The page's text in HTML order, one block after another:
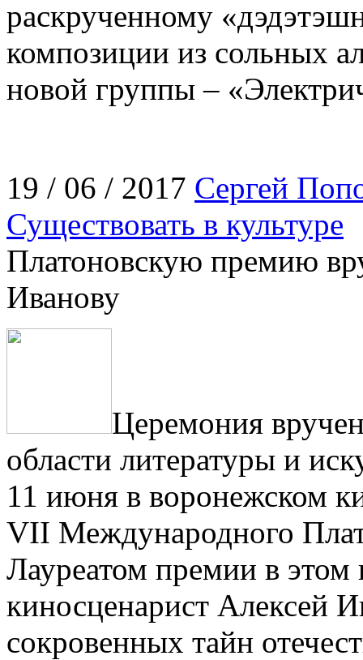
раскрученному
композиции из сольных
новой группы –
19 / 06 / 2017 Сергей
Существовать в культуре
Платоновскую премию
Иванову
Церемония
области литературы и
11 июня в воронежском
VII Международного
Лауреатом премии в этом
киносценарист Алексей
сокровенных тайн